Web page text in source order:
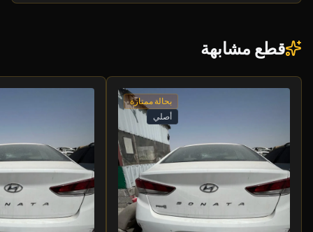
قطع مشابهة
بحالة ممتازة
أصلي